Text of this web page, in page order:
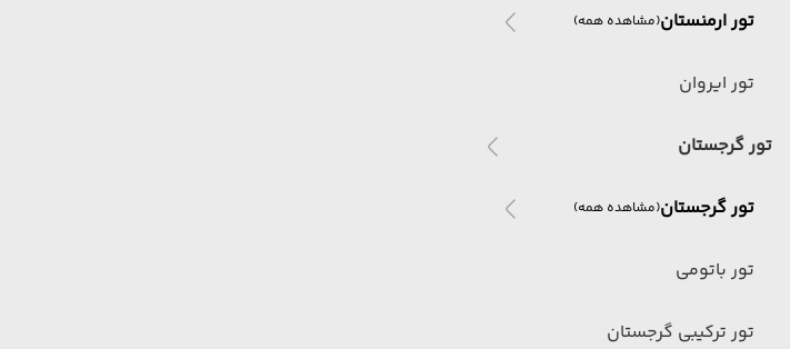
تور ارمنستان(مشاهده همه)
تور ایروان
تور گرجستان
تور گرجستان(مشاهده همه)
تور باتومی
تور ترکیبی گرجستان